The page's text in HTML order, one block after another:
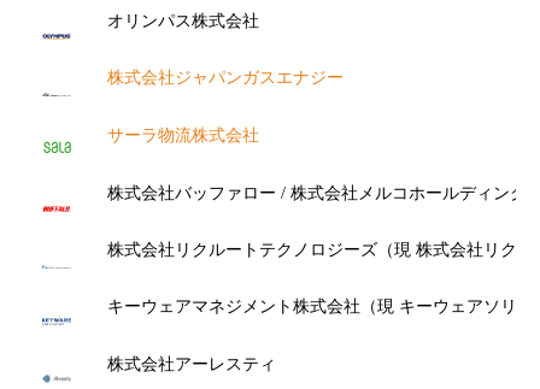
オリンパス株式会社
株式会社ジャパンガスエナジー
サーラ物流株式会社
株式会社バッファロー / 株式会社メルコホールディング
株式会社リクルートテクノロジーズ（現 株式会社リクル
キーウェアマネジメント株式会社（現 キーウェアソリ
株式会社アーレスティ